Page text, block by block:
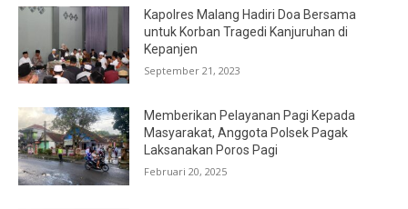
Kapolres Malang Hadiri Doa Bersama
untuk Korban Tragedi Kanjuruhan di
Kepanjen
September 21, 2023
Memberikan Pelayanan Pagi Kepada
Masyarakat, Anggota Polsek Pagak
Laksanakan Poros Pagi
Februari 20, 2025